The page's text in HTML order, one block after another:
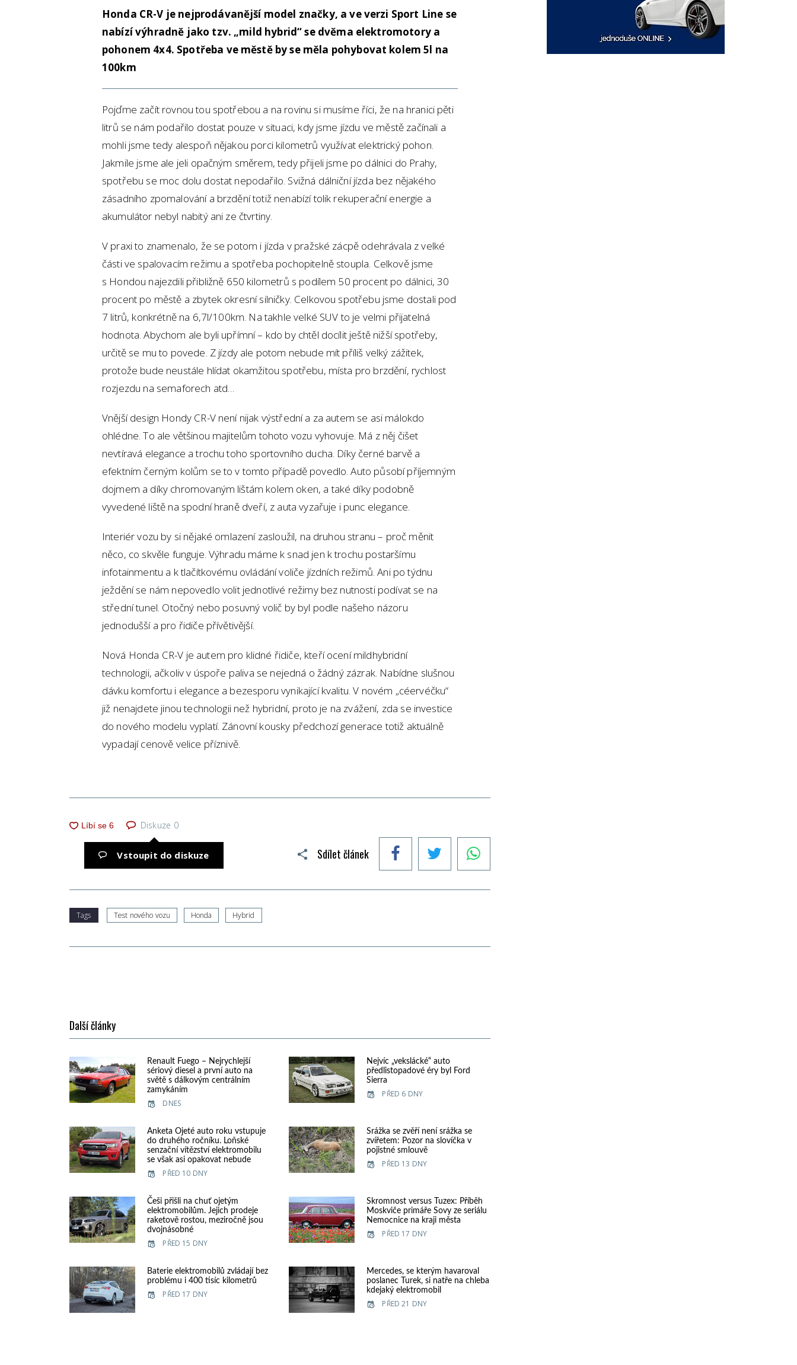
Honda CR-V je nejprodávanější model značky, a ve verzi Sport Line se
nabízí výhradně jako tzv. „mild hybrid“ se dvěma elektromotory a
pohonem 4x4. Spotřeba ve městě by se měla pohybovat kolem 5l na
100km
Pojďme začít rovnou tou spotřebou a na rovinu si musíme říci, že na hranici pěti
litrů se nám podařilo dostat pouze v situaci, kdy jsme jízdu ve městě začínali a
mohli jsme tedy alespoň nějakou porci kilometrů využívat elektrický pohon.
Jakmile jsme ale jeli opačným směrem, tedy přijeli jsme po dálnici do Prahy,
spotřebu se moc dolu dostat nepodařilo. Svižná dálniční jízda bez nějakého
zásadního zpomalování a brzdění totiž nenabízí tolik rekuperační energie a
akumulátor nebyl nabitý ani ze čtvrtiny.
V praxi to znamenalo, že se potom i jízda v pražské zácpě odehrávala z velké
části ve spalovacím režimu a spotřeba pochopitelně stoupla. Celkově jsme
s Hondou najezdili přibližně 650 kilometrů s podílem 50 procent po dálnici, 30
procent po městě a zbytek okresní silničky. Celkovou spotřebu jsme dostali pod
7 litrů, konkrétně na 6,7l/100km. Na takhle velké SUV to je velmi přijatelná
hodnota. Abychom ale byli upřímní – kdo by chtěl docílit ještě nižší spotřeby,
určitě se mu to povede. Z jízdy ale potom nebude mít příliš velký zážitek,
protože bude neustále hlídat okamžitou spotřebu, místa pro brzdění, rychlost
rozjezdu na semaforech atd…
Vnější design Hondy CR-V není nijak výstřední a za autem se asi málokdo
ohlédne. To ale většinou majitelům tohoto vozu vyhovuje. Má z něj čišet
nevtíravá elegance a trochu toho sportovního ducha. Díky černé barvě a
efektním černým kolům se to v tomto případě povedlo. Auto působí příjemným
dojmem a díky chromovaným lištám kolem oken, a také díky podobně
vyvedené liště na spodní hraně dveří, z auta vyzařuje i punc elegance.
Interiér vozu by si nějaké omlazení zasloužil, na druhou stranu – proč měnit
něco, co skvěle funguje. Výhradu máme k snad jen k trochu postaršímu
infotainmentu a k tlačítkovému ovládání voliče jízdních režimů. Ani po týdnu
ježdění se nám nepovedlo volit jednotlivé režimy bez nutnosti podívat se na
střední tunel. Otočný nebo posuvný volič by byl podle našeho názoru
jednodušší a pro řidiče přívětivější.
Nová Honda CR-V je autem pro klidné řidiče, kteří ocení mildhybridní
technologii, ačkoliv v úspoře paliva se nejedná o žádný zázrak. Nabídne slušnou
dávku komfortu i elegance a bezesporu vynikající kvalitu. V novém „céervéčku“
již nenajdete jinou technologii než hybridní, proto je na zvážení, zda se investice
do nového modelu vyplatí. Zánovní kousky předchozí generace totiž aktuálně
vypadají cenově velice příznivě.
Sdílet článek
Diskuze 0
Vstoupit do diskuze
Tags Test nového vozu Honda Hybrid
Další články
Renault Fuego – Nejrychlejší
sériový diesel a první auto na
světě s dálkovým centrálním
zamykáním
DNES
Nejvíc „vekslácké“ auto
předlistopadové éry byl Ford
Sierra
PŘED 6 DNY
Anketa Ojeté auto roku vstupuje
do druhého ročníku. Loňské
senzační vítězství elektromobilu
se však asi opakovat nebude
PŘED 10 DNY
Srážka se zvěří není srážka se
zvířetem: Pozor na slovíčka v
pojistné smlouvě
PŘED 13 DNY
Češi přišli na chuť ojetým
elektromobilům. Jejich prodeje
raketově rostou, meziročně jsou
dvojnásobné
PŘED 15 DNY
Skromnost versus Tuzex: Příběh
Moskviče primáře Sovy ze seriálu
Nemocnice na kraji města
PŘED 17 DNY
Baterie elektromobilů zvládají bez
problému i 400 tisíc kilometrů
PŘED 17 DNY
Mercedes, se kterým havaroval
poslanec Turek, si natře na chleba
kdejaký elektromobil
PŘED 21 DNY